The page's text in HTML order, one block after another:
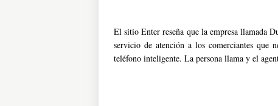
El sitio Enter reseña que la empresa llamada
servicio de atención a los comerciantes que
teléfono inteligente. La persona llama y el